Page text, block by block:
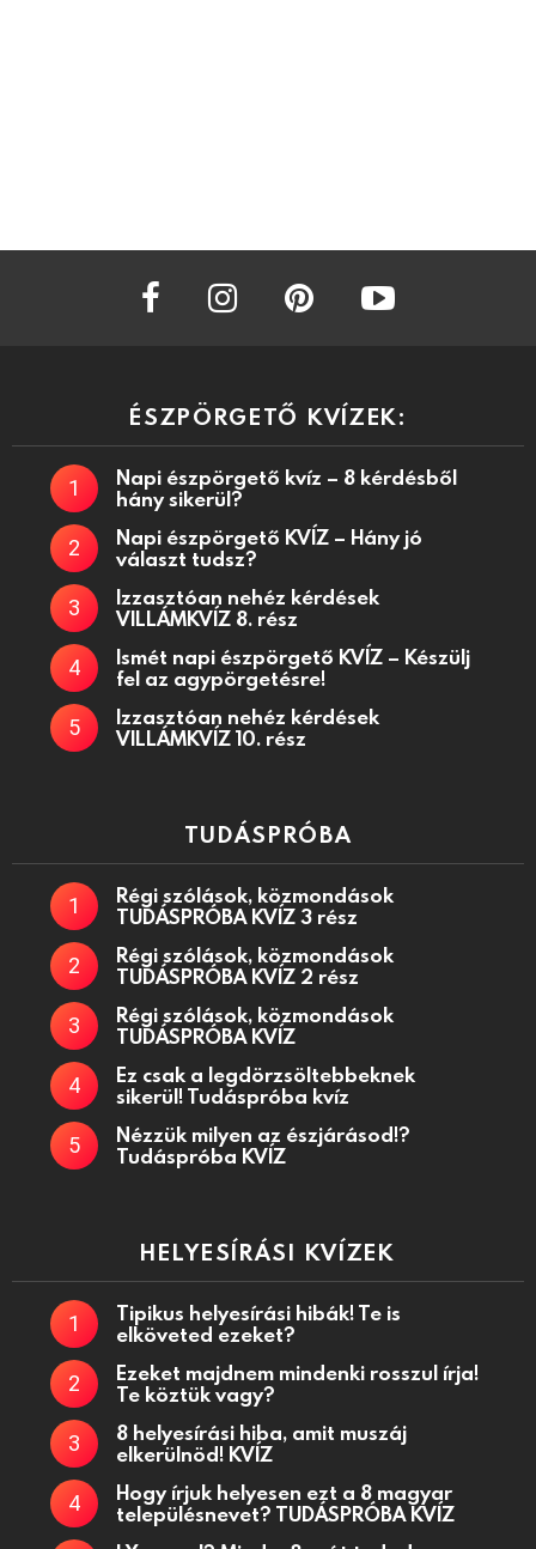
facebook instagram
ÉSZPÖRGETŐ KVÍZEK:
Napi észpörgető kvíz – 8 kérdésből
hány sikerül?
Napi észpörgető KVÍZ – Hány jó
választ tudsz?
Izzasztóan nehéz kérdések
VILLÁMKVÍZ 8. rész
Ismét napi észpörgető KVÍZ – Készülj
fel az agypörgetésre!
Izzasztóan nehéz kérdések
VILLÁMKVÍZ 10. rész
TUDÁSPRÓBA
Régi szólások, közmondások
TUDÁSPRÓBA KVÍZ 3 rész
Régi szólások, közmondások
TUDÁSPRÓBA KVÍZ 2 rész
Régi szólások, közmondások
TUDÁSPRÓBA KVÍZ
Ez csak a legdörzsöltebbeknek
sikerül! Tudáspróba kvíz
Nézzük milyen az észjárásod!?
Tudáspróba KVÍZ
HELYESÍRÁSI KVÍZEK
Tipikus helyesírási hibák! Te is
elköveted ezeket?
Ezeket majdnem mindenki rosszul írja!
Te köztük vagy?
8 helyesírási hiba, amit muszáj
elkerülnöd! KVÍZ
Hogy írjuk helyesen ezt a 8 magyar
településnevet? TUDÁSPRÓBA KVÍZ